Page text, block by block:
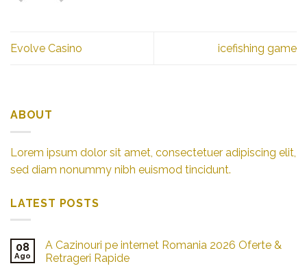
Evolve Casino icefishing game
ABOUT
Lorem ipsum dolor sit amet, consectetuer adipiscing elit,
sed diam nonummy nibh euismod tincidunt.
LATEST POSTS
08
Ago
A Cazinouri pe internet Romania 2026 Oferte &
Retrageri Rapide